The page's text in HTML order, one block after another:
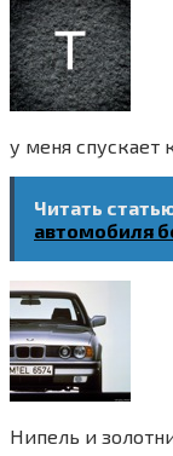
у меня спускает
Читать
автомобиля
Нипель и